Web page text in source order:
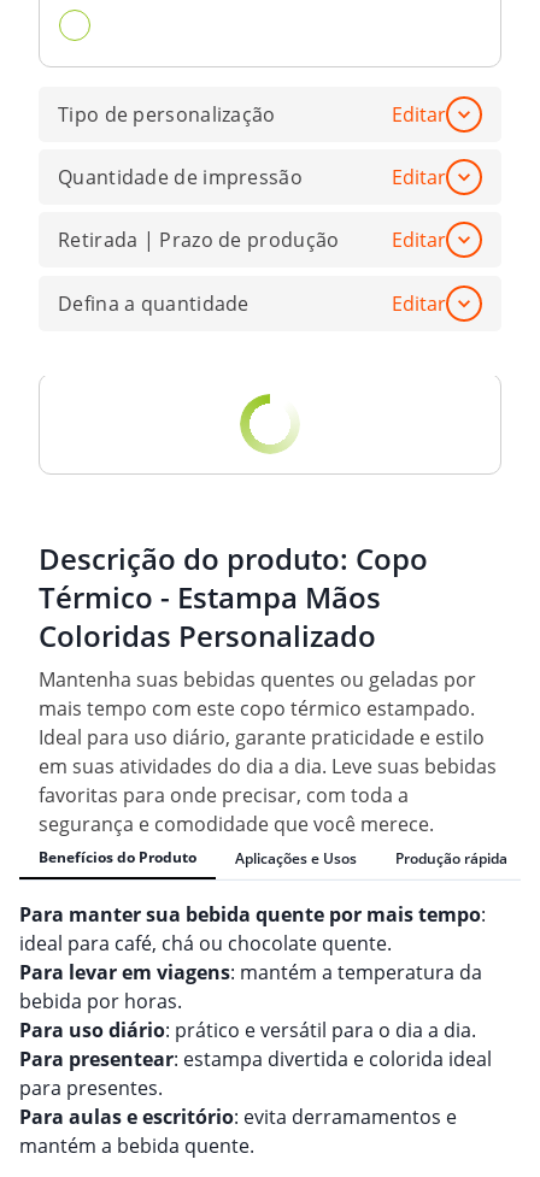
Tipo de personalização Editar
Quantidade de impressão Editar
Retirada | Prazo de produção Editar
Defina a quantidade Editar
Descrição do produto: Copo
Térmico - Estampa Mãos
Coloridas Personalizado
Mantenha suas bebidas quentes ou geladas por
mais tempo com este copo térmico estampado.
Ideal para uso diário, garante praticidade e estilo
em suas atividades do dia a dia. Leve suas bebidas
favoritas para onde precisar, com toda a
segurança e comodidade que você merece.
Benefícios do Produto Aplicações e Usos Produção rápida
Para manter sua bebida quente por mais tempo:
ideal para café, chá ou chocolate quente.
Para levar em viagens: mantém a temperatura da
bebida por horas.
Para uso diário: prático e versátil para o dia a dia.
Para presentear: estampa divertida e colorida ideal
para presentes.
Para aulas e escritório: evita derramamentos e
mantém a bebida quente.